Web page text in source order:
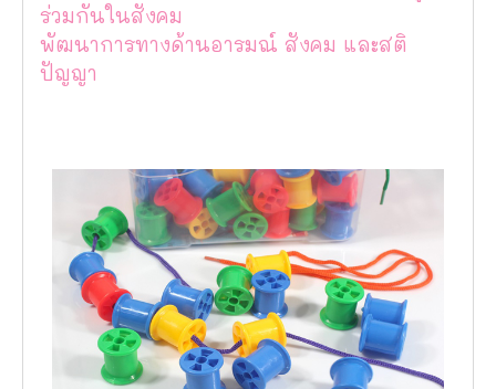
ร่วมกันในสังคม
พัฒนาการทางด้านอารมณ์ สังคม และสติ
ปัญญา